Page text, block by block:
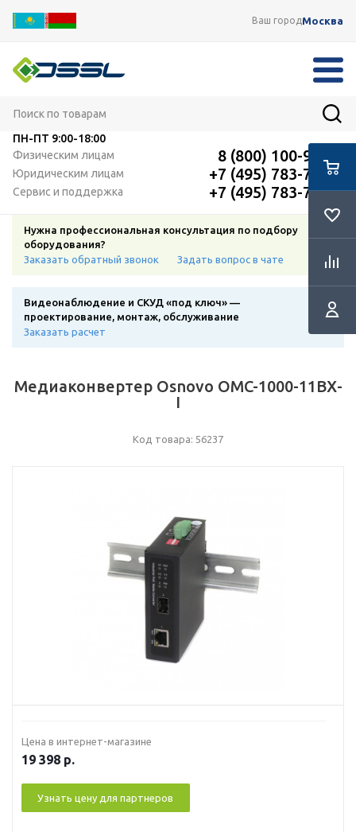
Ваш городМосква
ПН-ПТ 9:00-18:00
Физическим лицам
8 (800) 100-91-12
Юридическим лицам +7 (495) 783-72-87
Сервис и поддержка +7 (495) 783-72-87
Нужна профессиональная консультация по подбору
оборудования?
Заказать обратный звонок
Задать вопрос в чате
Видеонаблюдение и СКУД «под ключ» —
проектирование, монтаж, обслуживание
Заказать расчет
Медиаконвертер Osnovo OMC-1000-11BX-
I
Код товара: 56237
Цена в интернет-магазине
19 398 р.
Узнать цену для партнеров